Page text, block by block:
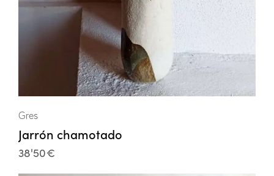
Gres
Jarrón chamotado
38'50€